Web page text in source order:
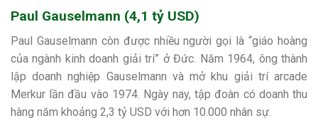
Paul Gauselmann (4,1 tỷ USD)
Paul Gauselmann còn được nhiều người gọi là “giáo hoàng
của ngành kinh doanh giải trí” ở Đức. Năm 1964, ông thành
lập doanh nghiệp Gauselmann và mở khu giải trí arcade
Merkur lần đầu vào 1974. Ngày nay, tập đoàn có doanh thu
hàng năm khoảng 2,3 tỷ USD với hơn 10.000 nhân sự.